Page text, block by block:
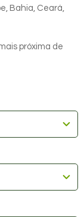
Bahia, Ceará,
próxima de